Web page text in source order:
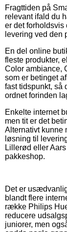
Fragttiden på
relevant ifald du
er det forholdsvis
levering ved den
En del online
fleste produkter,
Color ambiance,
som er betinget
fast tidspunkt, så
ordnet forinden
Enkelte internet
men tit er det
Alternativt kunne
løsning til
Lillerød eller
pakkeshop.
Det er
blandt flere
række Philips
reducere
juniorer, men